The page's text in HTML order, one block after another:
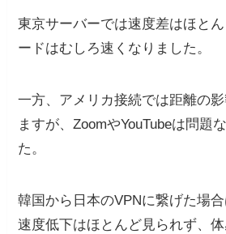
東京サーバーでは速度差はほと
ードはむしろ速くなりました。
一方、アメリカ接続では距離の
ますが、ZoomやYouTubeは問題
た。
韓国から日本のVPNに繋げた場
速度低下はほとんど見られず、